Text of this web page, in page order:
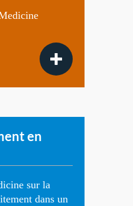
en
sur la
dans un